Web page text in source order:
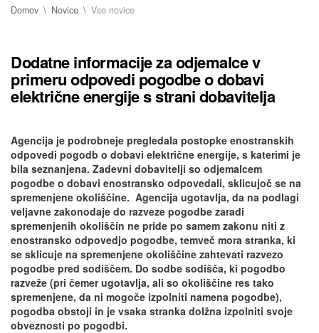
Domov Novice Vse novice
Dodatne informacije za odjemalce v
primeru odpovedi pogodbe o dobavi
električne energije s strani dobavitelja
Agencija je podrobneje pregledala postopke enostranskih
odpovedi pogodb o dobavi električne energije, s katerimi je
bila seznanjena. Zadevni dobavitelji so odjemalcem
pogodbe o dobavi enostransko odpovedali, sklicujoč se na
spremenjene okoliščine. Agencija ugotavlja, da na podlagi
veljavne zakonodaje do razveze pogodbe zaradi
spremenjenih okoliščin ne pride po samem zakonu niti z
enostransko odpovedjo pogodbe, temveč mora stranka, ki
se sklicuje na spremenjene okoliščine zahtevati razvezo
pogodbe pred sodiščem. Do sodbe sodišča, ki pogodbo
razveže (pri čemer ugotavlja, ali so okoliščine res tako
spremenjene, da ni mogoče izpolniti namena pogodbe),
pogodba obstoji in je vsaka stranka dolžna izpolniti svoje
obveznosti po pogodbi.